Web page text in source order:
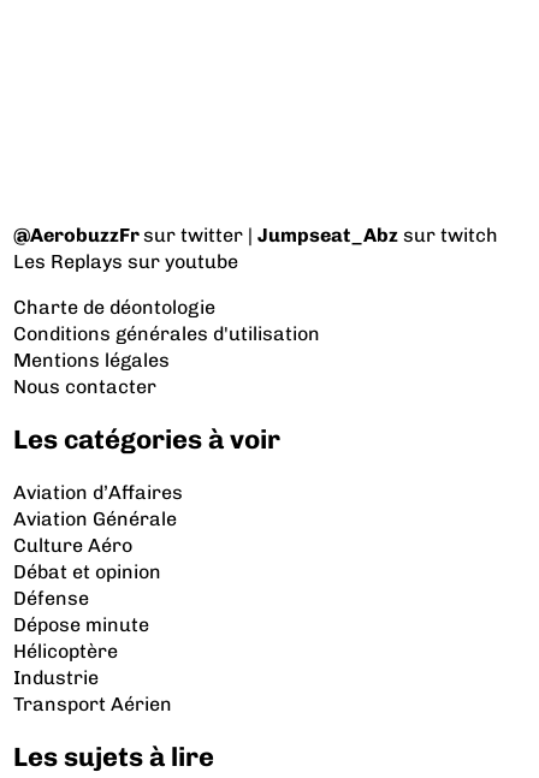
@AerobuzzFrsur twitter |Jumpseat_Abz sur twitch
Les Replays sur youtube
Charte de déontologie
Conditions générales d'utilisation
Mentions légales
Nous contacter
Les catégories à voir
Aviation d’Affaires
Aviation Générale
Culture Aéro
Débat et opinion
Défense
Dépose minute
Hélicoptère
Industrie
Transport Aérien
Les sujets à lire